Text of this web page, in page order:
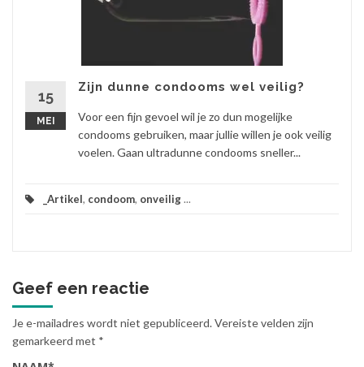
15
MEI
Zijn dunne condooms wel veilig?
Voor een fijn gevoel wil je zo dun mogelijke
condooms gebruiken, maar jullie willen je ook veilig
voelen. Gaan ultradunne condooms sneller...
_Artikel, condoom, onveilig...
Geef een reactie
Je e-mailadres wordt niet gepubliceerd.Vereiste velden zijn
gemarkeerd met *